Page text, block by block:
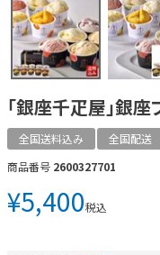
「銀座千疋屋」銀
全国送料込み 全国配送
商品番号 2600327701
¥5,400税込